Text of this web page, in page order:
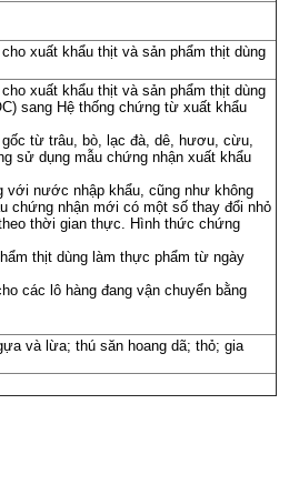
xuất khẩu thịt và sản phẩm thịt dùng
xuất khẩu thịt và sản phẩm thịt dùng
sang Hệ thống chứng từ xuất khẩu
gốc từ trâu, bò, lạc đà, dê, hươu, cừu,
sử dụng mẫu chứng nhận xuất khẩu
với nước nhập khẩu, cũng như không
chứng nhận mới có một số thay đổi nhỏ
thời gian thực. Hình thức chứng
thịt dùng làm thực phẩm từ ngày
các lô hàng đang vận chuyển bằng
và lừa; thú săn hoang dã; thỏ; gia